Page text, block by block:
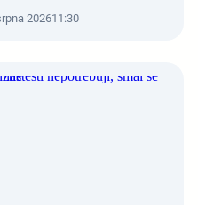
202611:30